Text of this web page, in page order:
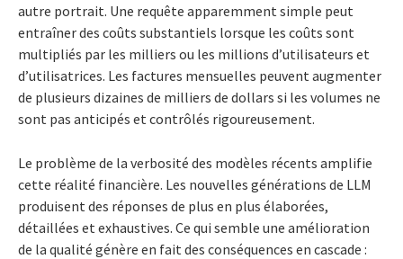
autre portrait. Une requête apparemment simple peut
entraîner des coûts substantiels lorsque les coûts sont
multipliés par les milliers ou les millions d’utilisateurs et
d’utilisatrices. Les factures mensuelles peuvent augmenter
de plusieurs dizaines de milliers de dollars si les volumes ne
sont pas anticipés et contrôlés rigoureusement.
Le problème de la verbosité des modèles récents amplifie
cette réalité financière. Les nouvelles générations de LLM
produisent des réponses de plus en plus élaborées,
détaillées et exhaustives. Ce qui semble une amélioration
de la qualité génère en fait des conséquences en cascade :